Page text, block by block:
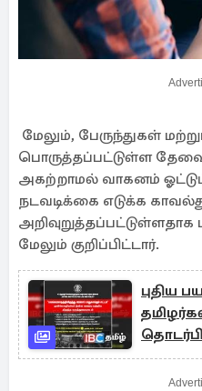
மேலும், பேருந்துகள்
பொருத்தப்பட்டுள்ள
அகற்றாமல் வாகனம்
நடவடிக்கை எடுக்க
அறிவுறுத்தப்பட்டுள்ளதாக
மேலும் குறிப்பிட்டார்.
புதிய